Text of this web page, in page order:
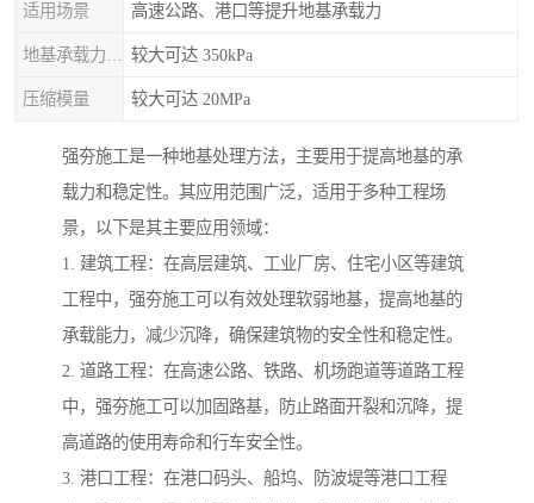
适用场景 高速公路、港口等提升地基承载力
较大可达 350kPa
压缩模量 较大可达 20MPa
强夯施工是一种地基处理方法，主要用于提高地基的承
载力和稳定性。其应用范围广泛，适用于多种工程场
景，以下是其主要应用领域：
1. 建筑工程：在高层建筑、工业厂房、住宅小区等建筑
工程中，强夯施工可以有效处理软弱地基，提高地基的
承载能力，减少沉降，确保建筑物的安全性和稳定性。
2. 道路工程：在高速公路、铁路、机场跑道等道路工程
中，强夯施工可以加固路基，防止路面开裂和沉降，提
高道路的使用寿命和行车安全性。
3. 港口工程：在港口码头、船坞、防波堤等港口工程